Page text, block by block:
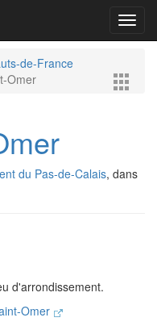
de-France
Omer
du Pas-de-Calais, dans
d'arrondissement.
Omer